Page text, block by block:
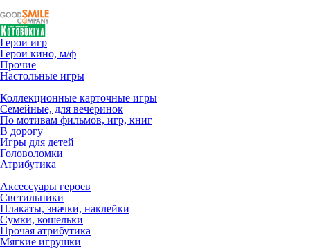
Герои игр
Герои кино, м/ф
Прочие
Настольные игры
Коллекционные карточные игры
Семейные, для вечеринок
По мотивам фильмов, игр, книг
В дорогу
Игры для детей
Головоломки
Атрибутика
Аксессуары героев
Светильники
Плакаты, значки, наклейки
Сумки, кошельки
Прочая атрибутика
Мягкие игрушки